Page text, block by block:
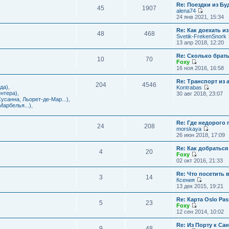
ю
о
б
щ
е
н
и
ю
е
м
у
с
о
о
б
щ
е
и
ю
л
д
н
е
м
у
с
о
б
щ
е
н
и
к
п
о
л
е
д
н
е
у
с
о
о
б
и
ю
45 1907
Re: Поездки из
alena74
П
е
р
е
й
т
к
п
о
л
е
д
с
о
о
щ
н
и
ю
24 янв 2021, 15:34
48 468
Re: Как доехать
Svetik-FrekenSnork
13 апр 2018, 12:20
10 70
Re: Сколько
Foxy
П
е
р
е
й
т
п
о
с
л
е
д
н
е
с
о
о
щ
н
и
ю
16 ноя 2016, 16:58
Льорет-де-Мар...)
204 4546
Re: Транспорт из
Kontrabas
П
й
т
п
о
л
е
д
е
с
о
о
щ
30 авг 2018, 23:07
24 208
Re: Где недорого
morskaya
П
е
р
е
й
т
к
п
о
л
д
н
е
26 июн 2018, 17:09
4 20
Re: Как
Foxy
П
е
р
е
й
т
к
п
о
л
02 окт 2016, 21:33
3 14
Re: Что посетить
Ксения
П
е
р
е
й
т
13 дек 2015, 19:21
5 23
Re: Карта Oslo
Foxy
П
е
р
12 сен 2014, 10:02
Re: Из Порту к